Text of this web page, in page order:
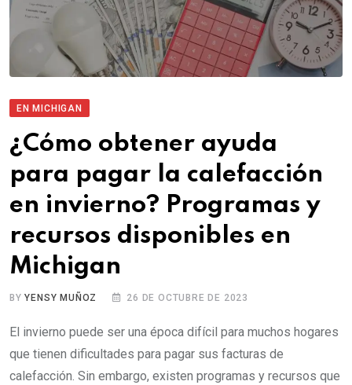
EN MICHIGAN
¿Cómo obtener ayuda
para pagar la calefacción
en invierno? Programas y
recursos disponibles en
Michigan
BYYENSY MUÑOZ 26 DE OCTUBRE DE 2023
El invierno puede ser una época difícil para muchos hogares
que tienen dificultades para pagar sus facturas de
calefacción. Sin embargo, existen programas y recursos que